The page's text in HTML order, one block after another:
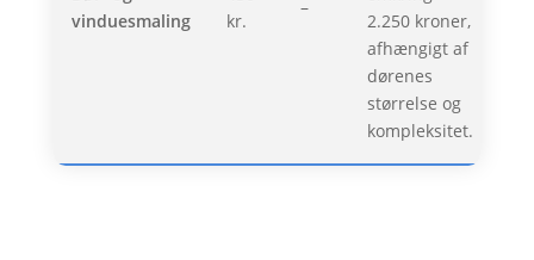
vinduesmaling
kr.
–
2.250 kroner,
afhængigt af
dørenes
størrelse og
kompleksitet.